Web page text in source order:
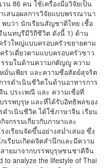
น 86 คน ใช้เครื่องมือวิจัยเป็น
สนอผลการวิจัยแบบพรรณานา
พบว่า นักเรียนสัญชาติไทย เชื้อ
นนทบุรีมีวิถีชีวิต ดังนี้ 1) ด้าน
รัวใหญ่แบบครอบครัวขยายตาม
รัวเดี่ยวตามแบบครอบครัวชาว
รมในด้านความกตัญญู ความ
มั่นเพียร และความซื่อสัตย์สุจริต
รดำเนินชีวิตในด้านอาหารการ
น ประเพณี และ ความเชื่อที่
รพบุรุษ และที่ได้รับอิทธิพลของ
ดำเนินชีวิต ได้ใช้ภาษาจีน เรียน
จกรรมเกี่ยวกับภาษาและ
เรียนจัดขึ้นอย่างสม่ำเสมอ ซึ่ง
รียนเกิดดจิตสำนึกและมีความ
ายมาจากบรรพบุรุษชนชาติจีน
to analyze the lifestyle of Thai